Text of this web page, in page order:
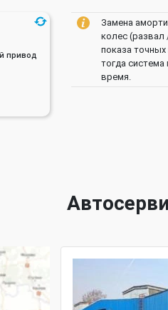
привод
Замена
колес (развал
показа
тогда
время.